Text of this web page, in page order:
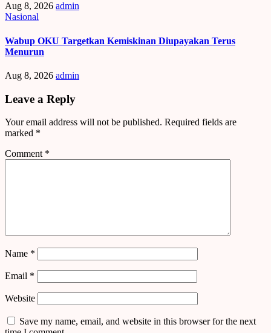
Aug 8, 2026 admin
Nasional
Wabup OKU Targetkan Kemiskinan Diupayakan Terus
Menurun
Aug 8, 2026 admin
Leave a Reply
Your email address will not be published. Required fields are
marked *
Comment *
Name *
Email *
Website
Save my name, email, and website in this browser for the next